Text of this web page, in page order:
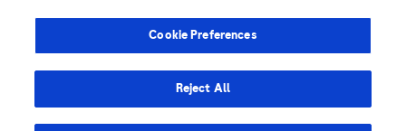
hendelse, se www.accu-chek.no.
© 2025, Roche. Alle rettigheter forbeholdt.
Roche Diagnostics Norge AS • Brynsengfaret 6B, Postboks 6610
Etterstad, 0607 • E-post: no.accuchek@roche.com • Telefon: 21 400
100 • www.accu-chek.no
Cookie Preferences
Reject All